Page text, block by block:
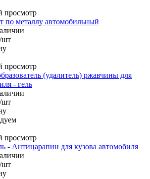
просмотр
по металлу автомобильный
/шт
просмотр
(удалитель) ржавчины для
- гель
/шт
просмотр
- Антицарапин для кузова автомобиля
/шт